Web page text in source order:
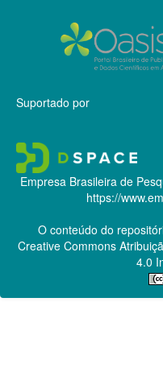
Suportado por
Empresa Brasileira de
https://
O conteúdo do
Creative Commons
4.0